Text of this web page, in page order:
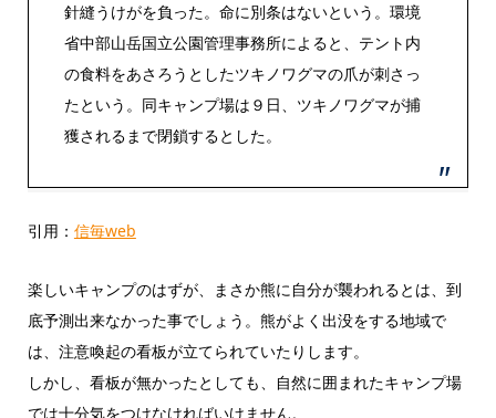
針縫うけがを負った。命に別条はないという。環境
省中部山岳国立公園管理事務所によると、テント内
の食料をあさろうとしたツキノワグマの爪が刺さっ
たという。同キャンプ場は９日、ツキノワグマが捕
獲されるまで閉鎖するとした。
引用： 信毎web
楽しいキャンプのはずが、まさか熊に自分が襲われるとは、到
底予測出来なかった事でしょう。熊がよく出没をする地域で
は、注意喚起の看板が立てられていたりします。
しかし、看板が無かったとしても、自然に囲まれたキャンプ場
では十分気をつけなければいけません。